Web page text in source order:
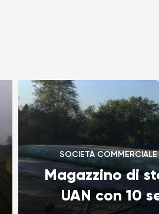
SOCIETÀ
Magazzino di
UAN con 10